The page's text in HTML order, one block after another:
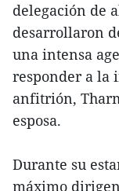
delegación de
desarrollaron
una intensa
responder a la
anfitrión,
esposa.
Durante su
máximo